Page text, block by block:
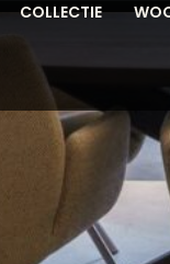
COLLECTIE